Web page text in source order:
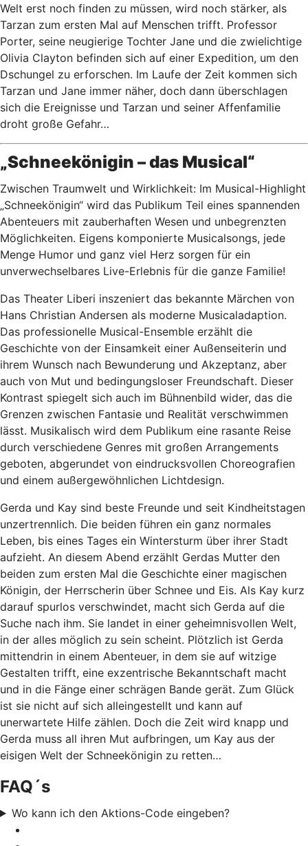
Welt erst noch finden zu müssen, wird noch stärker, als
Tarzan zum ersten Mal auf Menschen trifft. Professor
Porter, seine neugierige Tochter Jane und die zwielichtige
Olivia Clayton befinden sich auf einer Expedition, um den
Dschungel zu erforschen. Im Laufe der Zeit kommen sich
Tarzan und Jane immer näher, doch dann überschlagen
sich die Ereignisse und Tarzan und seiner Affenfamilie
droht große Gefahr…
„Schneekönigin – das Musical“
Zwischen Traumwelt und Wirklichkeit: Im Musical-Highlight
„Schneekönigin“ wird das Publikum Teil eines spannenden
Abenteuers mit zauberhaften Wesen und unbegrenzten
Möglichkeiten. Eigens komponierte Musicalsongs, jede
Menge Humor und ganz viel Herz sorgen für ein
unverwechselbares Live-Erlebnis für die ganze Familie!
Das Theater Liberi inszeniert das bekannte Märchen von
Hans Christian Andersen als moderne Musicaladaption.
Das professionelle Musical-Ensemble erzählt die
Geschichte von der Einsamkeit einer Außenseiterin und
ihrem Wunsch nach Bewunderung und Akzeptanz, aber
auch von Mut und bedingungsloser Freundschaft. Dieser
Kontrast spiegelt sich auch im Bühnenbild wider, das die
Grenzen zwischen Fantasie und Realität verschwimmen
lässt. Musikalisch wird dem Publikum eine rasante Reise
durch verschiedene Genres mit großen Arrangements
geboten, abgerundet von eindrucksvollen Choreografien
und einem außergewöhnlichen Lichtdesign.
Gerda und Kay sind beste Freunde und seit Kindheitstagen
unzertrennlich. Die beiden führen ein ganz normales
Leben, bis eines Tages ein Wintersturm über ihrer Stadt
aufzieht. An diesem Abend erzählt Gerdas Mutter den
beiden zum ersten Mal die Geschichte einer magischen
Königin, der Herrscherin über Schnee und Eis. Als Kay kurz
darauf spurlos verschwindet, macht sich Gerda auf die
Suche nach ihm. Sie landet in einer geheimnisvollen Welt,
in der alles möglich zu sein scheint. Plötzlich ist Gerda
mittendrin in einem Abenteuer, in dem sie auf witzige
Gestalten trifft, eine exzentrische Bekanntschaft macht
und in die Fänge einer schrägen Bande gerät. Zum Glück
ist sie nicht auf sich alleingestellt und kann auf
unerwartete Hilfe zählen. Doch die Zeit wird knapp und
Gerda muss all ihren Mut aufbringen, um Kay aus der
eisigen Welt der Schneekönigin zu retten…
FAQ´s
Wo kann ich den Aktions-Code eingeben?